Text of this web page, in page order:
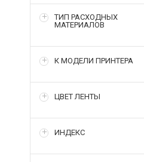
ТИП РАСХОДНЫХ
МАТЕРИАЛОВ
К МОДЕЛИ ПРИНТЕРА
ЦВЕТ ЛЕНТЫ
ИНДЕКС